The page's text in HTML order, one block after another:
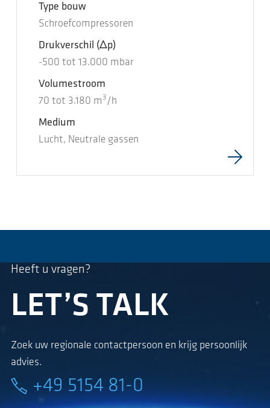
Type bouw
Schroefcompressoren
Drukverschil (Δp)
-500 tot 13.000 mbar
Volumestroom
70 tot 3.180 m 3 /h
Medium
Lucht, Neutrale gassen
Heeft u vragen?
LET’S TALK
Zoek uw regionale contactpersoon en krijg persoonlijk
advies.
+49 5154 81-0